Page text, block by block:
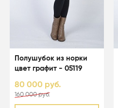
Полушубок из норки
цвет графит - 05119
80 000 руб.
160 000 руб.